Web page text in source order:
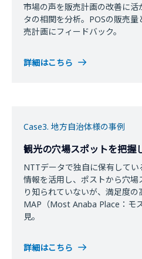
市場の声を販売計画の改善に活
タの相関を分析。POSの販売
売計画にフィードバック。
詳細はこちら
Case3. 地方自治体様の事例
観光の穴場スポットを把握
NTTデータで独自に保有して
情報を活用し、ポストから穴場
り知られていないが、満足度の
MAP（Most Anaba Place：モ
見。
詳細はこちら